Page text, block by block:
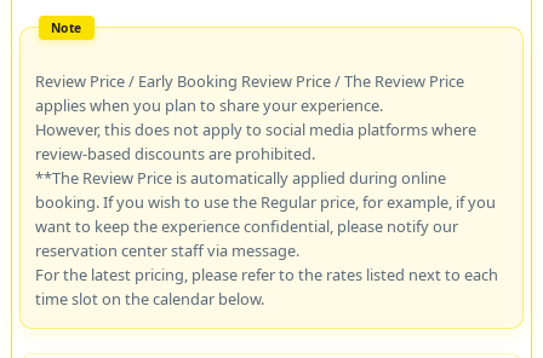
Review Price / Early Booking Review Price / The Review Price
applies when you plan to share your experience.
However, this does not apply to social media platforms where
review-based discounts are prohibited.
**The Review Price is automatically applied during online
booking. If you wish to use the Regular price, for example, if you
want to keep the experience confidential, please notify our
reservation center staff via message.
For the latest pricing, please refer to the rates listed next to each
time slot on the calendar below.